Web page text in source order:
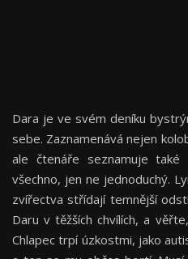
Dara je ve svém deníku
sebe. Zaznamenává nejen
ale čtenáře seznamuje
všechno, jen ne jednoduchý.
zvířectva střídají temnější
Daru v těžších chvílích, a
Chlapec trpí úzkostmi, jako